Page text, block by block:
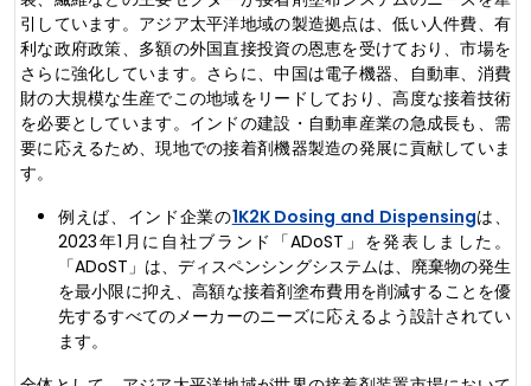
引しています。アジア太平洋地域の製造拠点は、低い人件費、有
利な政府政策、多額の外国直接投資の恩恵を受けており、市場を
さらに強化しています。さらに、中国は電子機器、自動車、消費
財の大規模な生産でこの地域をリードしており、高度な接着技術
を必要としています。インドの建設・自動車産業の急成長も、需
要に応えるため、現地での接着剤機器製造の発展に貢献していま
す。
例えば、インド企業の1K2K Dosing and Dispensingは、
2023年1月に自社ブランド「ADoST」を発表しました。
「ADoST」は、ディスペンシングシステムは、廃棄物の発生
を最小限に抑え、高額な接着剤塗布費用を削減することを優
先するすべてのメーカーのニーズに応えるよう設計されてい
ます。